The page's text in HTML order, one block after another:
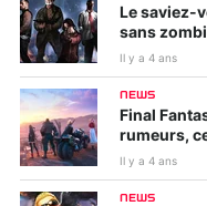
Le saviez-
sans
Il y a 4 ans
NEWS
Final
rumeurs,
Il y a 4 ans
NEWS